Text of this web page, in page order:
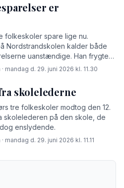
er
folkeskoler spare lige nu.
Nordstrandskolen kalder både
uanstændige. Han frygter
til at flygte.
mandag d. 29. juni 2026 kl. 11.30
skolelederne
tre folkeskoler modtog den 12.
skolelederen på den skole, de
enslydende.
d. 29. juni 2026 kl. 11.11